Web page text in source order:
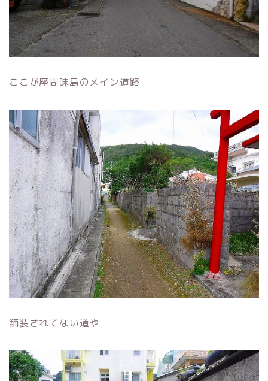
ここが座間味島のメイン道路
舗装されてない道や